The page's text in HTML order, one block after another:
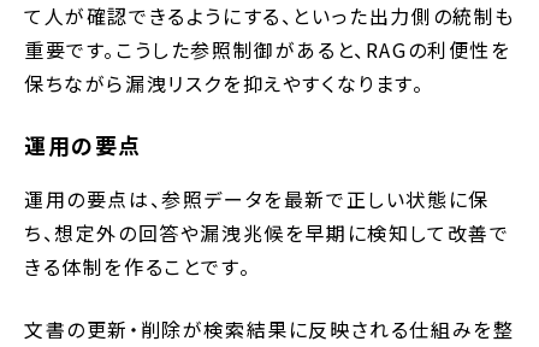
て人が確認できるようにする、といった出力側の統制も
重要です。こうした参照制御があると、RAGの利便性を
保ちながら漏洩リスクを抑えやすくなります。
運用の要点
運用の要点は、参照データを最新で正しい状態に保
ち、想定外の回答や漏洩兆候を早期に検知して改善で
きる体制を作ることです。
文書の更新・削除が検索結果に反映される仕組みを整